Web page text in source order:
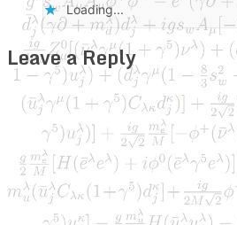
Loading...
Leave a Reply